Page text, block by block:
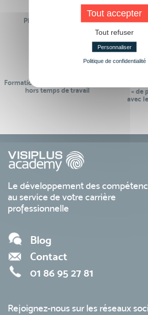
Plus de 50 formations
Formations réalisables pendant ou
hors temps de travail
Des
« de
avec
Le développement des
au service de votre carrière
professionnelle
Blog
Contact
01 86 95 27 81
Rejoignez-nous sur les réseaux
Tout accepter
Tout refuser
Personnaliser
Politique de confidentialité